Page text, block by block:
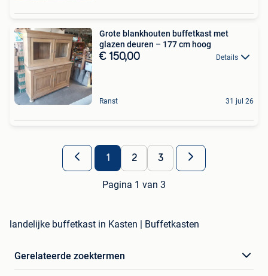
Grote blankhouten buffetkast met
glazen deuren – 177 cm hoog
€ 150,00 Details
Ranst 31 jul 26
1 2 3
Pagina 1 van 3
landelijke buffetkast in Kasten | Buffetkasten
Gerelateerde zoektermen